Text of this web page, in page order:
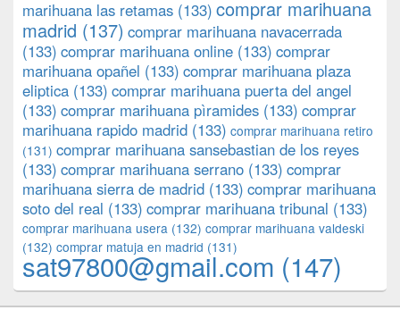
marihuana las retamas (133) comprar marihuana
madrid (137) comprar marihuana navacerrada
(133) comprar marihuana online (133) comprar
marihuana opañel (133) comprar marihuana plaza
eliptica (133) comprar marihuana puerta del angel
(133) comprar marihuana pìramides (133) comprar
marihuana rapido madrid (133) comprar marihuana retiro
(131) comprar marihuana sansebastian de los reyes
(133) comprar marihuana serrano (133) comprar
marihuana sierra de madrid (133) comprar marihuana
soto del real (133) comprar marihuana tribunal (133)
comprar marihuana usera (132) comprar marihuana valdeski
(132) comprar matuja en madrid (131)
sat97800@gmail.com (147)